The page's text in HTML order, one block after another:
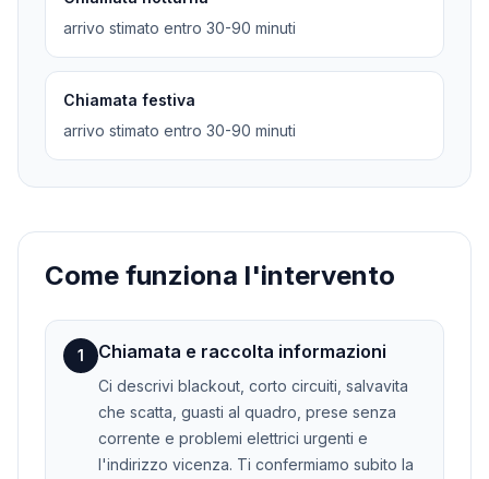
arrivo stimato entro 30-90 minuti
Chiamata festiva
arrivo stimato entro 30-90 minuti
Come funziona l'intervento
1 Chiamata e raccolta informazioni
Ci descrivi blackout, corto circuiti, salvavita
che scatta, guasti al quadro, prese senza
corrente e problemi elettrici urgenti e
l'indirizzo vicenza. Ti confermiamo subito la